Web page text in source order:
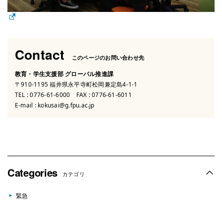
Contact このページのお問い合わせ先
教育・学生支援部 グローバル推進課
〒910-1195 福井県永平寺町松岡兼定島4-1-1
TEL :0776-61-6000 FAX : 0776-61-6011
E-mail : kokusai@g.fpu.ac.jp
Categories カテゴリ
緊急